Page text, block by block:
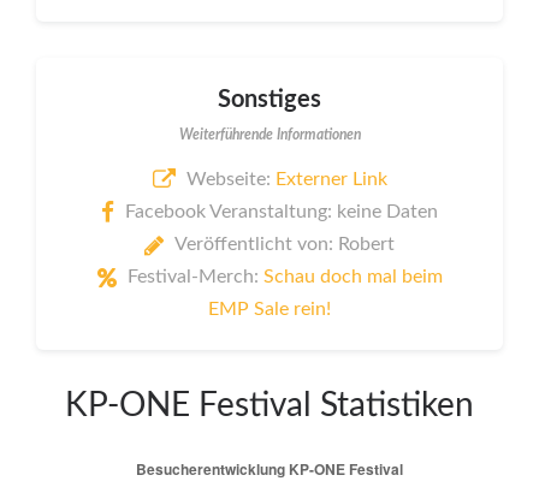
Sonstiges
Weiterführende Informationen
Webseite: Externer Link
Facebook Veranstaltung: keine Daten
Veröffentlicht von: Robert
Festival-Merch: Schau doch mal beim
EMP Sale rein!
KP-ONE Festival Statistiken